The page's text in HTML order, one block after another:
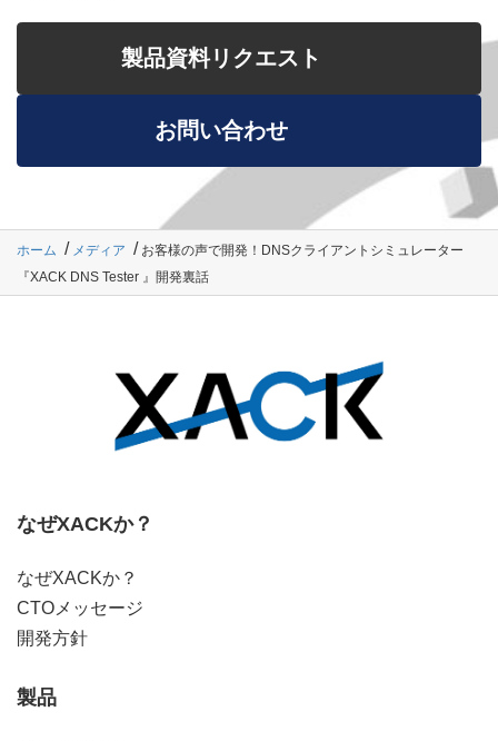
製品資料リクエスト
お問い合わせ
ホーム メディア
お客様の声で開発！DNSクライアントシミュレーター
『XACK DNS Tester 』開発裏話
なぜXACKか？
なぜXACKか？
CTOメッセージ
開発方針
製品